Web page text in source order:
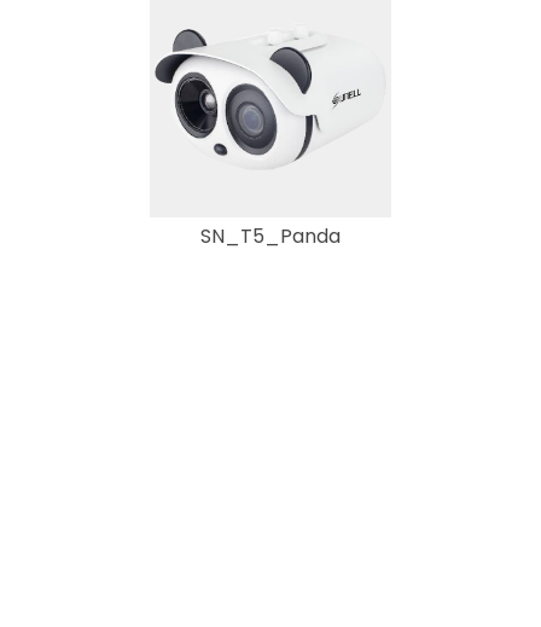
SN_T5_Panda